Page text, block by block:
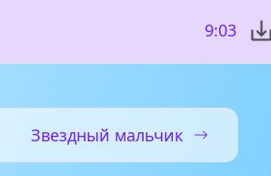
9:03
Звездный мальчик